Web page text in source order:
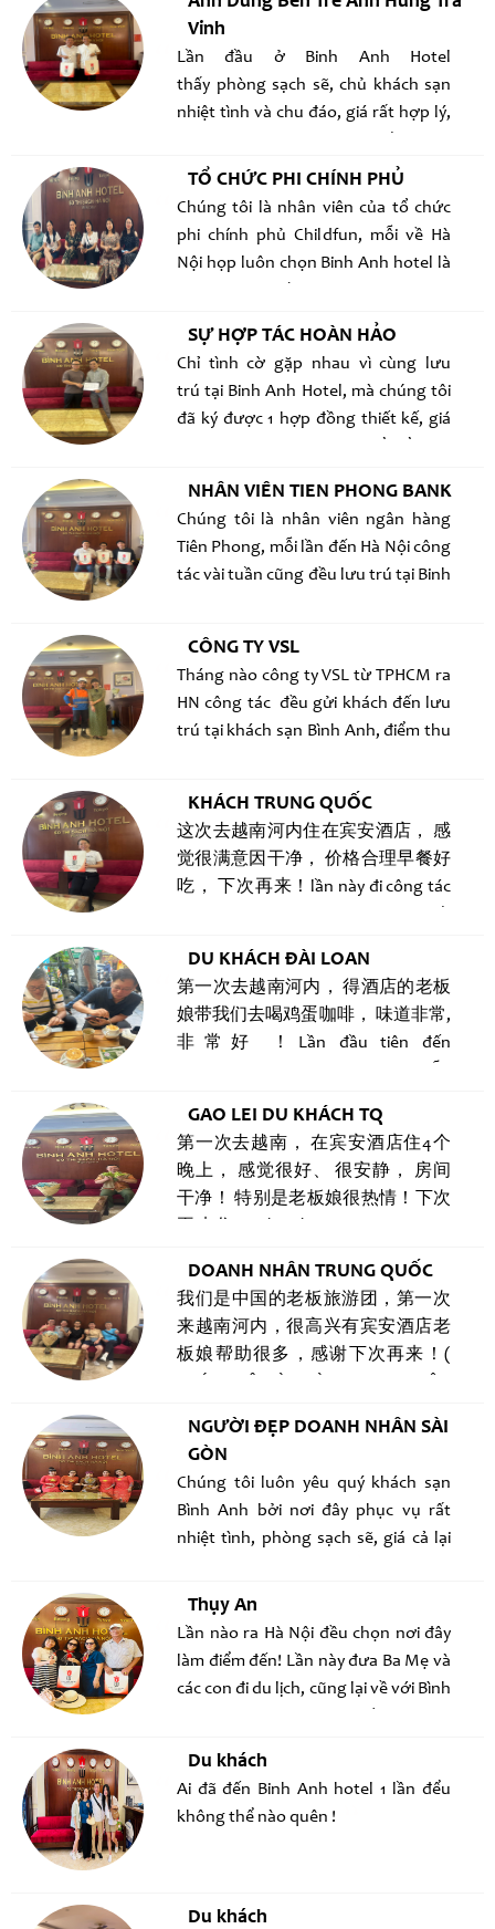
nơi còn chưa có nước sạch để sinh
hoạt, Thật ngưỡng mộ! Cảm ơn
Hai bạn đã chọn Binh Anh Hotel là
điểm lưu trú cho chuyến đi này
Vinh
Lần đầu ở Binh Anh Hotel
thấy phòng sạch sẽ, chủ khách sạn
nhiệt tình và chu đáo, giá rất hợp lý,
tiện, đặc biệt gần quán bia hơi ngon
và rẻ, 2 tháng nữa dẫn đoàn ra Hn
TỔ CHỨC PHI CHÍNH PHỦ
Chúng tôi là nhân viên của tổ chức
phi chính phủ Childfun, mỗi về Hà
Nội họp luôn chọn Binh Anh hotel là
rất hợp lý, phòng sạch sẽ, được NV
của KS tận tình giúp đỡ trong mọi
việc
SỰ HỢP TÁC HOÀN HẢO
Chỉ tình cờ gặp nhau vì cùng lưu
trú tại Binh Anh Hotel, mà chúng tôi
đã ký được 1 hợp đồng thiết kế, giá
sư, cảm ơn khách sạn Binh Anh !
NHÂN VIÊN TIEN PHONG BANK
Chúng tôi là nhân viên ngân hàng
Tiên Phong, mỗi lần đến Hà Nội công
tác vài tuần cũng đều lưu trú tại Binh
Nội, mà giá cả lại cực kỳ hợp lý mới
lưu trú lâu ngày đến vậy, Vị trí của
Khách sạn cũng ngay trung tâm,
nhưng đặc biệt buổi tối rất yên tĩnh !
CÔNG TY VSL
Tháng nào công ty VSL từ TPHCM ra
HN công tác đều gửi khách đến lưu
trú tại khách sạn Bình Anh, điểm thu
quanh có nhiều món ăn ngon, và đặc
biệt giá rất hợp lý !
KHÁCH TRUNG QUỐC
这次去越南河内住在宾安酒店， 感
觉很满意因干净， 价格合理早餐好
吃， 下次再来！lần này đi công tác
ngon , giá lại hợp lý, hẹn lần sau sẽ
quay lại !
DU KHÁCH ĐÀI LOAN
第一次去越南河内， 得酒店的老板
娘带我们去喝鸡蛋咖啡， 味道非常,
非常好 ！Lần đầu tiên đến
Nguyễn Hữu Huân Hà Nội, thơm
ngon tuyệt vời!
GAO LEI DU KHÁCH TQ
第一次去越南， 在宾安酒店住4个
晚上， 感觉很好、 很安静， 房间
干净！ 特别是老板娘很热情！下次
giác rất tốt, yên tĩnh, phòng sạch sẽ,
đặc biệt bà chủ rất nhiệt tình giúp
đỡ, lần sau lại quay lại ở
DOANH NHÂN TRUNG QUỐC
我们是中国的老板旅游团，第一次
来越南河内，很高兴有宾安酒店老
板娘帮助很多，感谢下次再来！(
ĐƯỢC BÀ CHỦ BINH ANH HOTEL
GIÚP ĐỠ RẤT NHIỀU, XIN CẢM ƠN ,
LẦN SAU SẼ LẠI ĐẾN VÀ GIỚI THIỆU
CHO BẠN BÈ KHI ĐẾN HN CÔNG TÁC
HAY DU LỊCH
NGƯỜI ĐẸP DOANH NHÂN SÀI
GÒN
Chúng tôi luôn yêu quý khách sạn
Bình Anh bởi nơi đây phục vụ rất
nhiệt tình, phòng sạch sẽ, giá cả lại
Thụy An
Lần nào ra Hà Nội đều chọn nơi đây
làm điểm đến! Lần này đưa Ba Mẹ và
các con đi du lịch, cũng lại về với Bình
Du khách
Ai đã đến Binh Anh hotel 1 lần đểu
không thể nào quên !
Du khách